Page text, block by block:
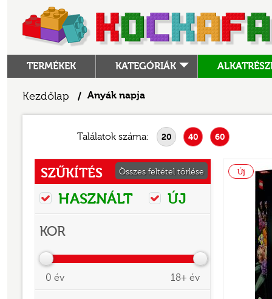
TERMÉKEK KATEGÓRIÁK
ANIMAL CROSSING
ART
AVATAR
Kezdőlap / Anyák napja
Találatok száma: 20 40 60
SZŰKÍTÉS Összes feltétel törlése
HASZNÁLT ÚJ
KOR
0 év 18+ év
Új